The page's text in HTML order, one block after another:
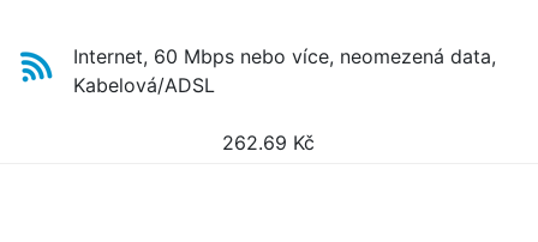
Internet, 60 Mbps nebo více, neomezená data,
Kabelová/ADSL
262.69 Kč